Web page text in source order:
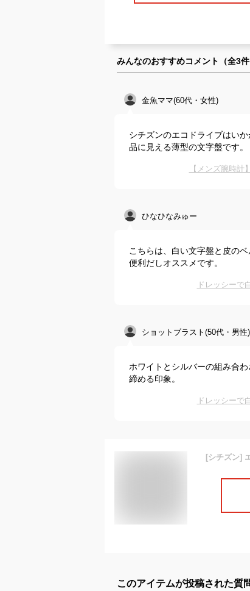
みんなのおすすめコメント（全3件
金魚ママ(60代・女性)
シチズンのエコドライブはい
品に見える薄型の文字盤です。
【メンズ腕時計
ひなひなみゅー
こちらは、白い文字盤と皮の
便利だしオススメです。
ドレッシーで
ショットブラスト(50代・男性)
ホワイトとシルバーの組み合
締める印象。
ドレッシーで
このアイテムが投稿された質